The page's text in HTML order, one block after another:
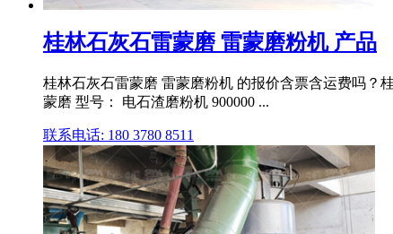
桂林石灰石雷蒙磨 雷蒙磨粉机 产品
桂林石灰石雷蒙磨 雷蒙磨粉机 的报价含票含运费吗？
蒙磨 型号： 电石渣磨粉机 900000 ...
联系电话: 180 3780 8511